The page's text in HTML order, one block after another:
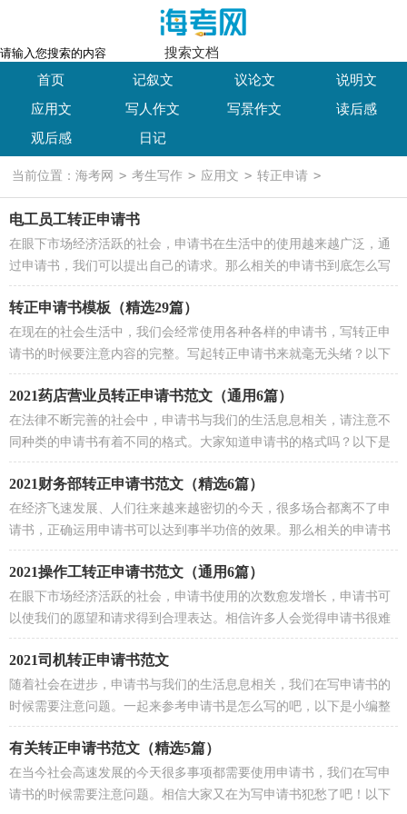
搜索文档
首页
记叙文 议论文
说明文
应用文
写人作文 写景作文
读后感
观后感
日记
当前位置：海考网 > 考生写作 > 应用文 > 转正申请 >
电工员工转正申请书
在眼下市场经济活跃的社会，申请书在生活中的使用越来越广泛，通
过申请书，我们可以提出自己的请求。那么相关的申请书到底怎么写
呢？以下是小编为大家收集的电工...
转正申请书模板（精选29篇）
在现在的社会生活中，我们会经常使用各种各样的申请书，写转正申
请书的时候要注意内容的完整。写起转正申请书来就毫无头绪？以下
是小编为大家整理的转正申请书模...
2021药店营业员转正申请书范文（通用6篇）
在法律不断完善的社会中，申请书与我们的生活息息相关，请注意不
同种类的申请书有着不同的格式。大家知道申请书的格式吗？以下是
小编收集整理的2021药店营业员转...
2021财务部转正申请书范文（精选6篇）
在经济飞速发展、人们往来越来越密切的今天，很多场合都离不了申
请书，正确运用申请书可以达到事半功倍的效果。那么相关的申请书
到底怎么写呢？以下是小编为大家...
2021操作工转正申请书范文（通用6篇）
在眼下市场经济活跃的社会，申请书使用的次数愈发增长，申请书可
以使我们的愿望和请求得到合理表达。相信许多人会觉得申请书很难
写吧，以下是小编为大家收集的20...
2021司机转正申请书范文
随着社会在进步，申请书与我们的生活息息相关，我们在写申请书的
时候需要注意问题。一起来参考申请书是怎么写的吧，以下是小编整
理的2021司机转正申请书范文，希...
有关转正申请书范文（精选5篇）
在当今社会高速发展的今天很多事项都需要使用申请书，我们在写申
请书的时候需要注意问题。相信大家又在为写申请书犯愁了吧！以下